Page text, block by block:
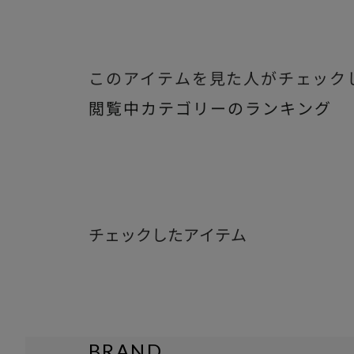
このアイテムを見た人がチェック
閲覧中カテゴリーのランキング
チェックしたアイテム